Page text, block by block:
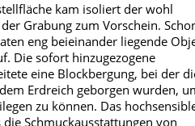
kam isoliert der wohl
Grabung zum Vorschein.
eng beieinander liegende
Die sofort hinzugezogene
eine Blockbergung, bei der
Erdreich geborgen wurden,
zu können. Das
Schmuckausstattungen von